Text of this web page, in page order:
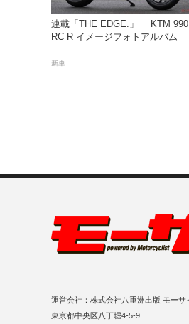
連載「THE EDGE.」 KTM 990
RC R イメージフォトアルバム
新車
運営会社：株式会社八重洲出版 モーサ
東京都中央区八丁堀4-5-9